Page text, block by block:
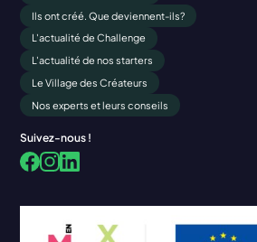
Ils ont créé. Que deviennent-ils?
L'actualité de Challenge
L'actualité de nos starters
Le Village des Créateurs
Nos experts et leurs conseils
Suivez-nous !